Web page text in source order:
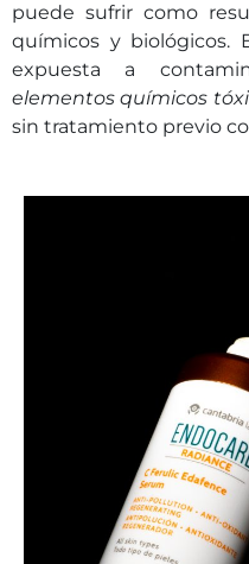
puede sufrir como
químicos y biológicos.
expuesta a
elementos químicos
sin tratamiento previo